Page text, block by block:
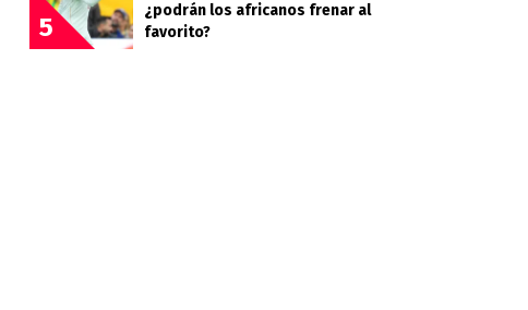
5
¿podrán los africanos frenar al
favorito?